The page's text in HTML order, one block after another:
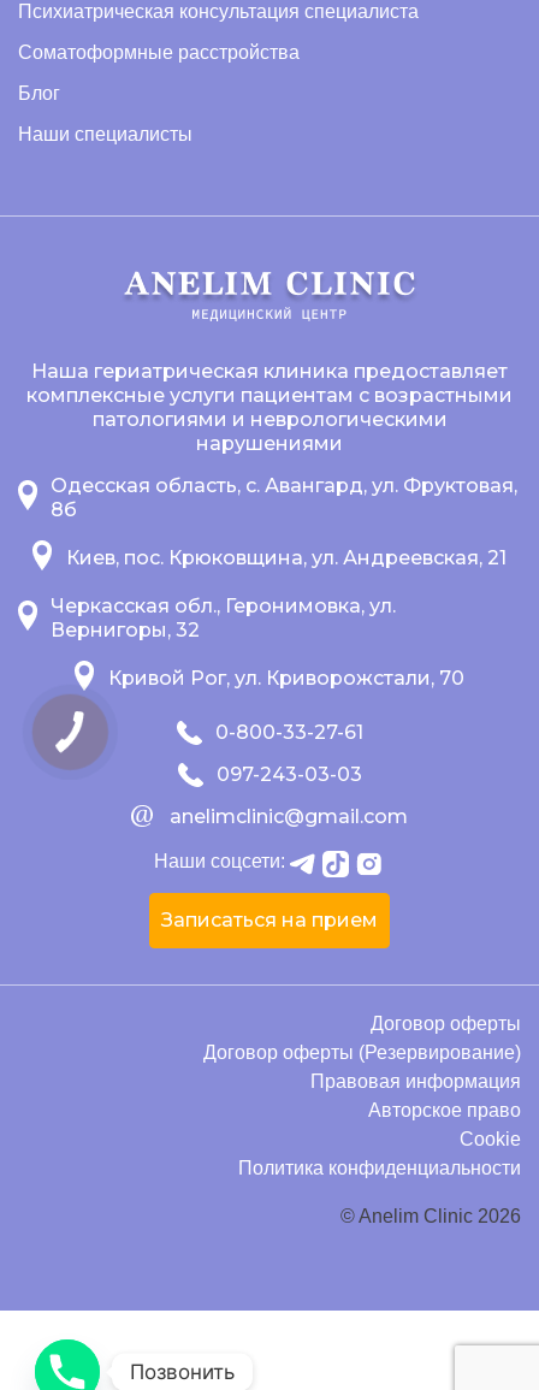
Психиатрическая консультация специалиста
Соматоформные расстройства
Блог
Наши специалисты
Наша гериатрическая клиника предоставляет
комплексные услуги пациентам с возрастными
патологиями и неврологическими
нарушениями
Одесская область, с. Авангард, ул. Фруктовая,
8б
Киев, пос. Крюковщина, ул. Андреевская, 21
Черкасская обл., Геронимовка, ул.
Вернигоры, 32
Кривой Рог, ул. Криворожстали, 70
0-800-33-27-61
097-243-03-03
anelimclinic@gmail.com
Наши соцсети:
Записаться на прием
Договор оферты
Договор оферты (Резервирование)
Правовая информация
Авторское право
Cookie
Политика конфиденциальности
© Anelim Clinic 2026
Позвонить